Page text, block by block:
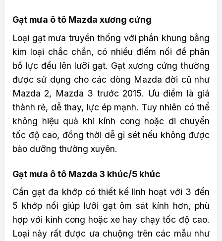
Gạt mưa ô tô Mazda xương cứng
Loại gạt mưa truyền thống với phần khung bằng
kim loại chắc chắn, có nhiều điểm nối để phân
bổ lực đều lên lưỡi gạt. Gạt xương cứng thường
được sử dụng cho các dòng Mazda đời cũ như
Mazda 2, Mazda 3 trước 2015. Ưu điểm là giá
thành rẻ, dễ thay, lực ép mạnh. Tuy nhiên có thể
không hiệu quả khi kính cong hoặc di chuyển
tốc độ cao, đồng thời dễ gỉ sét nếu không được
bảo dưỡng thường xuyên.
Gạt mưa ô tô Mazda 3 khúc/5 khúc
Cần gạt đa khớp có thiết kế linh hoạt với 3 đến
5 khớp nối giúp lưỡi gạt ôm sát kính hơn, phù
hợp với kính cong hoặc xe hay chạy tốc độ cao.
Loại này rất được ưa chuộng trên các mẫu như